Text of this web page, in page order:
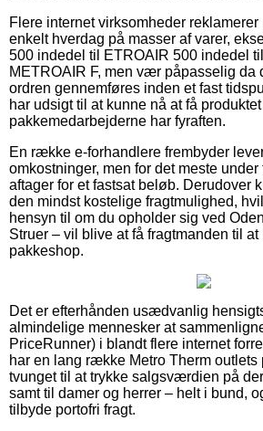
Flere internet virksomheder
enkelt hverdag på masser af varer,
500 indedel til ETROAIR 500 indedel
METROAIR F, men vær påpasselig da
ordren gennemføres inden et fast
har udsigt til at kunne nå at få
pakkemedarbejderne har fyraften.
En række e-forhandlere frembyder
omkostninger, men for det meste
aftager for et fastsat beløb. Derudover
den mindst kostelige fragtmulighed,
hensyn til om du opholder sig ved
Struer – vil blive at få fragtmanden til
pakkeshop.
Det er efterhånden usædvanlig
almindelige mennesker at
PriceRunner) i blandt flere internet
har en lang række Metro Therm
tvunget til at trykke salgsværdien på
samt til damer og herrer – helt i bund,
tilbyde portofri fragt.